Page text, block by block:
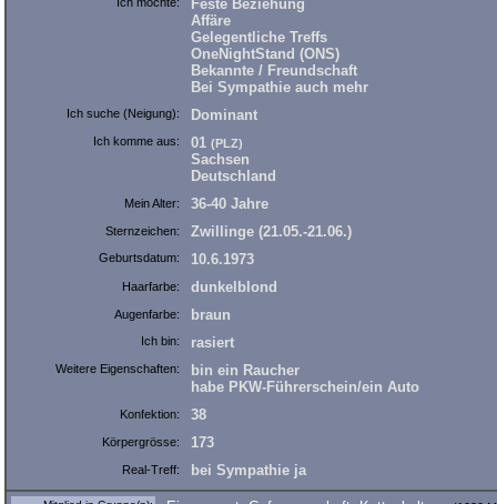
Feste Beziehung
Affäre
Gelegentliche Treffs
OneNightStand (ONS)
Bekannte / Freundschaft
Bei Sympathie auch mehr
Ich suche (Neigung): Dominant
Ich komme aus: 01 (PLZ)
Sachsen
Deutschland
Mein Alter: 36-40 Jahre
Sternzeichen: Zwillinge (21.05.-21.06.)
Geburtsdatum: 10.6.1973
Haarfarbe: dunkelblond
Augenfarbe: braun
Ich bin: rasiert
Weitere Eigenschaften:
bin ein Raucher
habe PKW-Führerschein/ein Auto
Konfektion: 38
Körpergrösse: 173
Real-Treff: bei Sympathie ja